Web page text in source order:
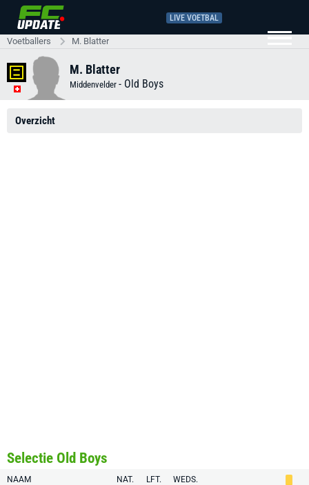
LIVE VOETBAL
Voetballers M. Blatter
M. Blatter
Middenvelder - Old Boys
Overzicht
Selectie Old Boys
NAAM NAT. LFT. WEDS.